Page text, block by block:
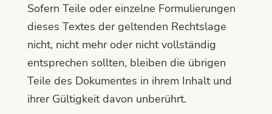
Sofern Teile oder einzelne Formulierungen
dieses Textes der geltenden Rechtslage
nicht, nicht mehr oder nicht vollständig
entsprechen sollten, bleiben die übrigen
Teile des Dokumentes in ihrem Inhalt und
ihrer Gültigkeit davon unberührt.